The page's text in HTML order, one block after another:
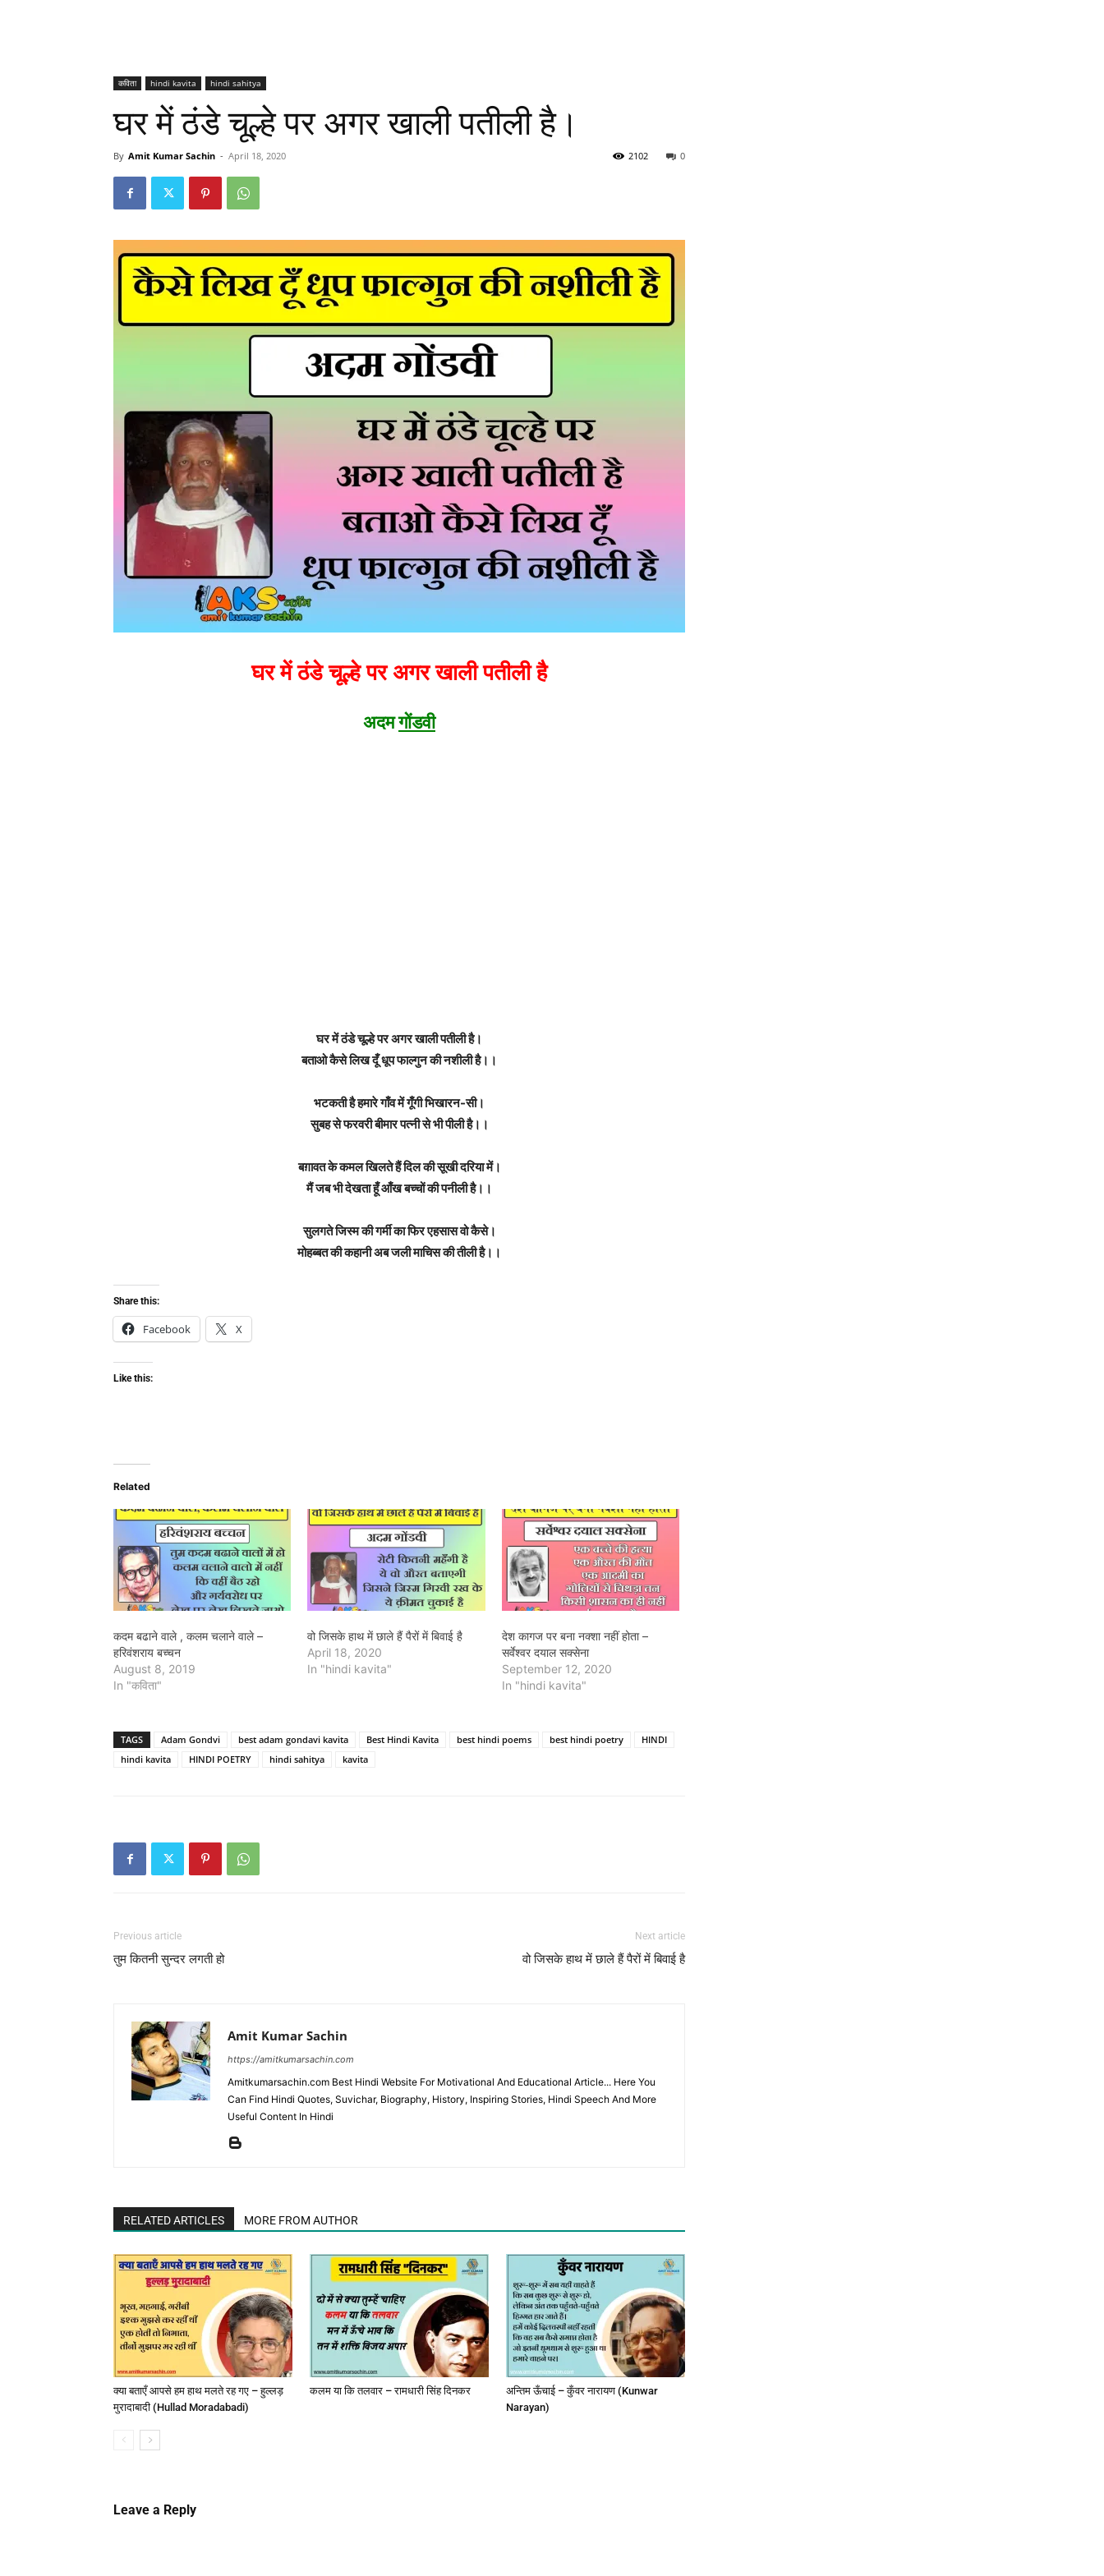
कविता hindi kavita hindi sahitya
घर में ठंडे चूल्हे पर अगर खाली पतीली है।
By Amit Kumar Sachin - April 18, 2020 0
2102
घर में ठंडे चूल्हे पर अगर खाली पतीली है
अदमगोंडवी
घर में ठंडे चूल्हे पर अगर खाली पतीली है।
बताओ कैसे लिख दूँ धूप फाल्गुन की नशीली है।।
भटकती है हमारे गाँव में गूँगी भिखारन-सी।
सुबह से फरवरी बीमार पत्नी से भी पीली है।।
बग़ावत के कमल खिलते हैं दिल की सूखी दरिया में।
मैं जब भी देखता हूँ आँख बच्चों की पनीली है।।
सुलगते जिस्म की गर्मी का फिर एहसास वो कैसे।
मोहब्बत की कहानी अब जली माचिस की तीली है।।
Share this:
Facebook X
Like this:
Related
कदम बढाने वाले , कलम चलाने वाले –
हरिवंशराय बच्चन
August 8, 2019
In "कविता"
वो जिसके हाथ में छाले हैं पैरों में बिवाई है
April 18, 2020
In "hindi kavita"
देश कागज पर बना नक्शा नहीं होता –
सर्वेश्वर दयाल सक्सेना
September 12, 2020
In "hindi kavita"
TAGS Adam Gondvi best adam gondavi kavita Best Hindi Kavita best hindi poems best hindi poetry
HINDI
hindi kavita
HINDI POETRY hindi sahitya kavita
Previous article
तुम कितनी सुन्दर लगती हो
Next article
वो जिसके हाथ में छाले हैं पैरों में बिवाई है
Amit Kumar Sachin
https://amitkumarsachin.com
Amitkumarsachin.com Best Hindi Website For Motivational And Educational Article... Here You
Can Find Hindi Quotes, Suvichar, Biography, History, Inspiring Stories, Hindi Speech And More
Useful Content In Hindi
RELATED ARTICLES MORE FROM AUTHOR
क्या बताएँ आपसे हम हाथ मलते रह गए – हुल्लड़
मुरादाबादी (Hullad Moradabadi)
कलम या कि तलवार – रामधारी सिंह दिनकर
अन्तिम ऊँचाई – कुँवर नारायण (Kunwar
Narayan)
Leave a Reply